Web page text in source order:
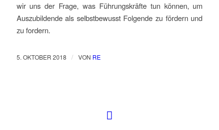
wir uns der Frage, was Führungskräfte tun können, um
Auszubildende als selbstbewusst Folgende zu fördern und
zu fordern.
5. OKTOBER 2018 / VON RE